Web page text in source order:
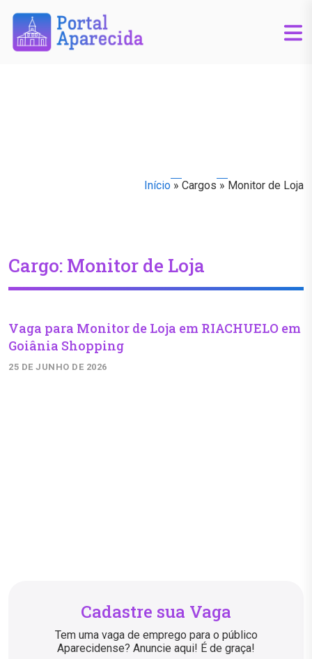
Início » Cargos » Monitor de Loja
Cargo: Monitor de Loja
Vaga para Monitor de Loja em RIACHUELO em
Goiânia Shopping
25 DE JUNHO DE 2026
Cadastre sua Vaga
Tem uma vaga de emprego para o público
Aparecidense? Anuncie aqui! É de graça!